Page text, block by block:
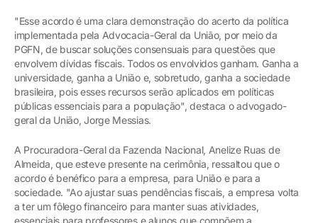
"Esse acordo é uma clara demonstração do acerto da política
implementada pela Advocacia-Geral da União, por meio da
PGFN, de buscar soluções consensuais para questões que
envolvem dívidas fiscais. Todos os envolvidos ganham. Ganha a
universidade, ganha a União e, sobretudo, ganha a sociedade
brasileira, pois esses recursos serão aplicados em políticas
públicas essenciais para a população", destaca o advogado-
geral da União, Jorge Messias.
A Procuradora-Geral da Fazenda Nacional, Anelize Ruas de
Almeida, que esteve presente na cerimônia, ressaltou que o
acordo é benéfico para a empresa, para União e para a
sociedade. "Ao ajustar suas pendências fiscais, a empresa volta
a ter um fôlego financeiro para manter suas atividades,
essenciais para professores e alunos que compõem a